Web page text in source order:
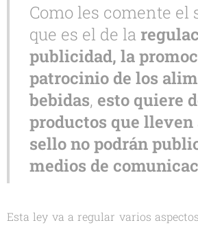
Como les comente el
que es el de la
publicidad, la
patrocinio de los
bebidas, esto quiere
productos que
sello no podrán
medios de
Esta ley va a regular varios